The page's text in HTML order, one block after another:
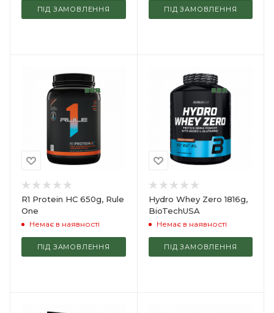
ПІД ЗАМОВЛЕННЯ ПІД ЗАМОВЛЕННЯ
R1 Protein HC 650g, Rule
One
Немає в наявності
ПІД ЗАМОВЛЕННЯ
Hydro Whey Zero 1816g,
BioTechUSA
Немає в наявності
ПІД ЗАМОВЛЕННЯ